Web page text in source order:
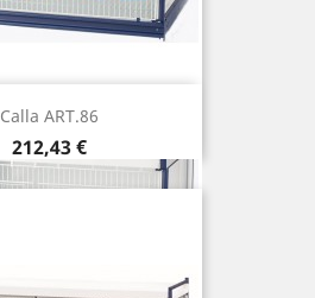
Calla ART.86
Prix
212,43 €